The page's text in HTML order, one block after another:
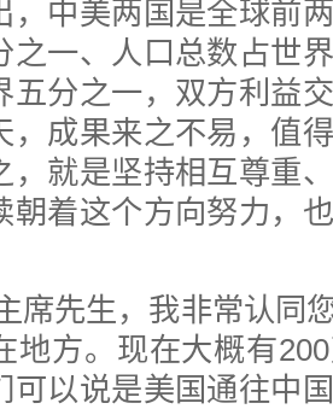
中美两国是全球前两
之一、人口总数占世
五分之一，双方利益
，成果来之不易，值
，就是坚持相互尊重
朝着这个方向努力，
先生，我非常认同
地方。现在大概有
可以说是美国通往中